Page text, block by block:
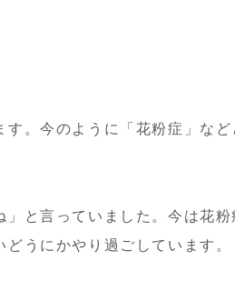
。今のように「花粉症」など
と言っていました。今は花粉
うにかやり過ごしています。